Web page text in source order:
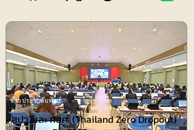
สปว. และ กสศ. (Thailand Zero Dropout)
ข่าวประชาสัมพันธ์